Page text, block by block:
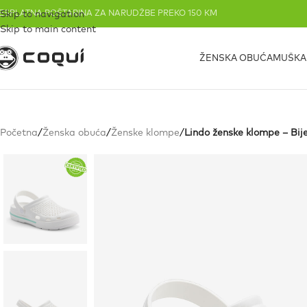
Skip to navigation
Skip to main content
POŠTARINA ZA NARUDŽBE PREKO 150 KM
ŽENSKA OBUĆA
Početna/Ženska obuća/Ženske klompe/ Lindo ženske klompe –